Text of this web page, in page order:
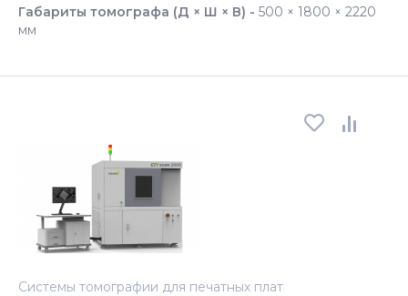
Габариты томографа (Д × Ш × В) - 500 × 1800 × 2220
мм
Системы томографии для печатных плат